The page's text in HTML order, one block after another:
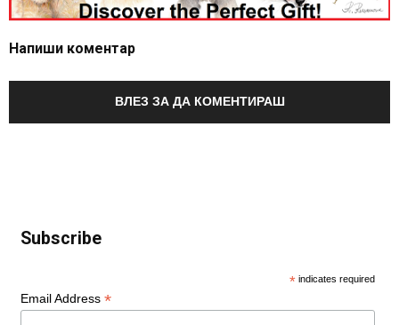
Напиши коментар
ВЛЕЗ ЗА ДА КОМЕНТИРАШ
Subscribe
* indicates required
Email Address *